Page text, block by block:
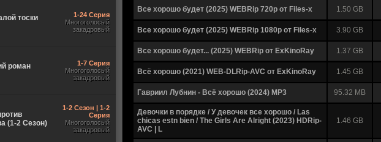
Все хорошо будет (2025) WEBRip 720p от Files-x 1.50 GB
Все хорошо будет (2025) WEBRip 1080p от Files-x 3.90 GB
Все хорошо будет... (2025) WEBRip от ExKinoRay 1.37 GB
Всё хорошо (2021) WEB-DLRip-AVC от ExKinoRay 1.45 GB
Гавриил Лубнин - Всё хорошо (2024) MP3 95.32 MB
Девочки в порядке / У девочек все хорошо / Las
chicas estn bien / The Girls Are Alright (2023) HDRip-
AVC | L
1.46 GB
тоски
1-24 Серия
Многоголосый
закадровый
роман
1-7 Серия
Многоголосый
закадровый
(1-2 Сезон)
1-2 Сезон | 1-2
Серия
Многоголосый
закадровый